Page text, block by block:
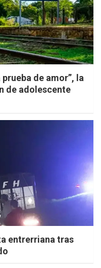
de amor”, la
de adolescente
entrerriana tras